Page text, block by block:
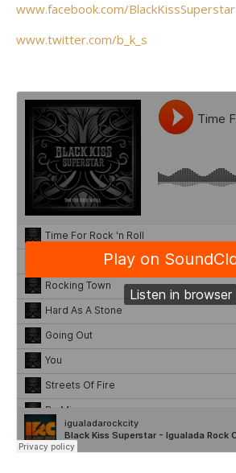
www.facebook.com/BlackKissSuperstar
www.twitter.com/b_k_s